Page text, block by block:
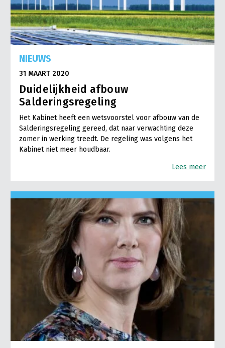
NIEUWS
31 MAART 2020
Duidelijkheid afbouw
Salderingsregeling
Het Kabinet heeft een wetsvoorstel voor afbouw van de
Salderingsregeling gereed, dat naar verwachting deze
zomer in werking treedt. De regeling was volgens het
Kabinet niet meer houdbaar.
Lees meer